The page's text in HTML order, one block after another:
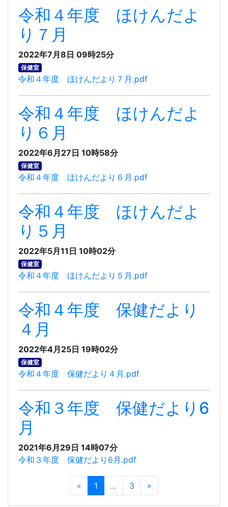
令和４年度 ほけんだよ
り７月
2022年7月8日 09時25分
保健室
令和４年度 ほけんだより７月.pdf
令和４年度 ほけんだよ
り６月
2022年6月27日 10時58分
保健室
令和４年度 ほけんだより６月.pdf
令和４年度 ほけんだよ
り５月
2022年5月11日 10時02分
保健室
令和４年度 ほけんだより５月.pdf
令和４年度 保健だより
４月
2022年4月25日 19時02分
保健室
令和４年度 保健だより４月.pdf
令和３年度 保健だより6
月
2021年6月29日 14時07分
令和３年度 保健だより6月.pdf
« 1 ... 3 »